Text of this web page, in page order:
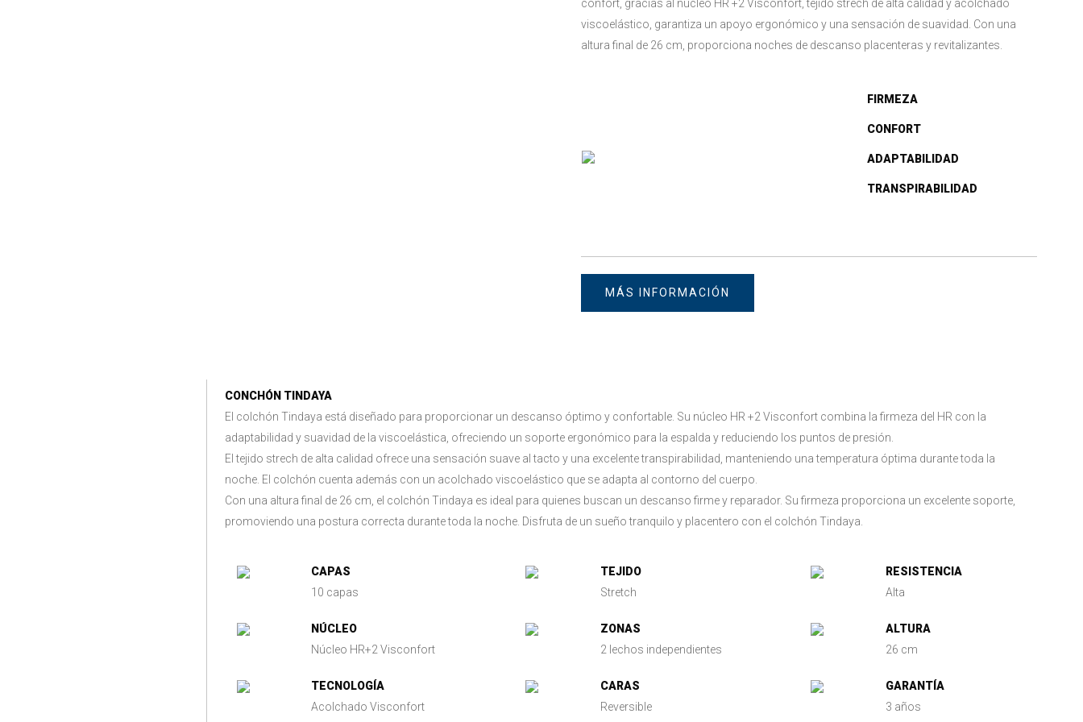
confort, gracias al núcleo HR +2 Visconfort, tejido strech de alta calidad y acolchado
viscoelástico, garantiza un apoyo ergonómico y una sensación de suavidad. Con una
altura final de 26 cm, proporciona noches de descanso placenteras y revitalizantes.
FIRMEZA
CONFORT
ADAPTABILIDAD
TRANSPIRABILIDAD
MÁS INFORMACIÓN
CONCHÓN TINDAYA
El colchón Tindaya está diseñado para proporcionar un descanso óptimo y confortable. Su núcleo HR +2 Visconfort combina la firmeza del HR con la
adaptabilidad y suavidad de la viscoelástica, ofreciendo un soporte ergonómico para la espalda y reduciendo los puntos de presión.
El tejido strech de alta calidad ofrece una sensación suave al tacto y una excelente transpirabilidad, manteniendo una temperatura óptima durante toda la
noche. El colchón cuenta además con un acolchado viscoelástico que se adapta al contorno del cuerpo.
Con una altura final de 26 cm, el colchón Tindaya es ideal para quienes buscan un descanso firme y reparador. Su firmeza proporciona un excelente soporte,
promoviendo una postura correcta durante toda la noche. Disfruta de un sueño tranquilo y placentero con el colchón Tindaya.
CAPAS
10 capas
TEJIDO
Stretch
RESISTENCIA
Alta
NÚCLEO
Núcleo HR+2 Visconfort
ZONAS
2 lechos independientes
ALTURA
26 cm
TECNOLOGÍA
Acolchado Visconfort
CARAS
Reversible
GARANTÍA
3 años